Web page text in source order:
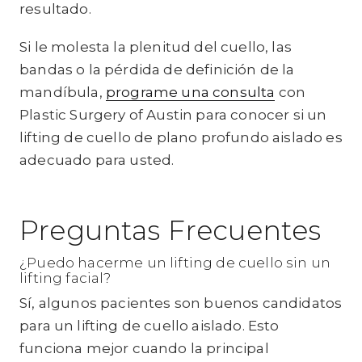
resultado.
Si le molesta la plenitud del cuello, las
bandas o la pérdida de definición de la
mandíbula, programe una consulta con
Plastic Surgery of Austin para conocer si un
lifting de cuello de plano profundo aislado es
adecuado para usted.
Preguntas Frecuentes
¿Puedo hacerme un lifting de cuello sin un
lifting facial?
Sí, algunos pacientes son buenos candidatos
para un lifting de cuello aislado. Esto
funciona mejor cuando la principal